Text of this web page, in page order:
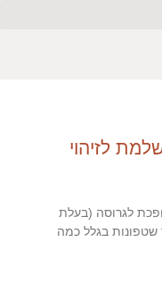
לזיהוי
לגרוסה (בעלת
שטפונות בגלל כמה